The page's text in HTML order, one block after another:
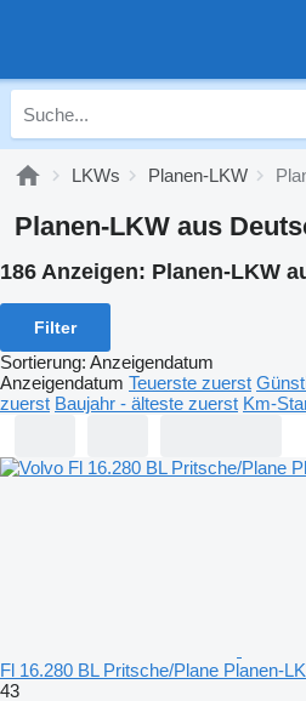
LKWs Planen-LKW
Planen-LKW aus
186 Anzeigen: Planen-LKW
Filter
Sortierung: Anzeigendatum
Anzeigendatum Teuerste zuerst
zuerst Baujahr - älteste zuerst Km-
Fl 16.280 BL Pritsche/Plane Planen-
43